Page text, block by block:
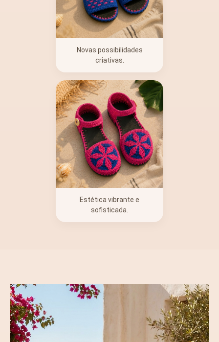
Novas possibilidades
criativas.
Estética vibrante e
sofisticada.